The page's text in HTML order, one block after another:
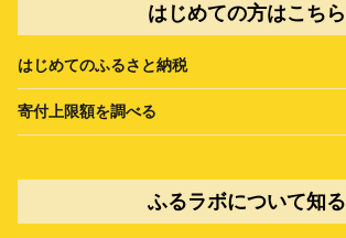
はじめての方はこちら
はじめてのふるさと納税
寄付上限額を調べる
ふるラボについて知る